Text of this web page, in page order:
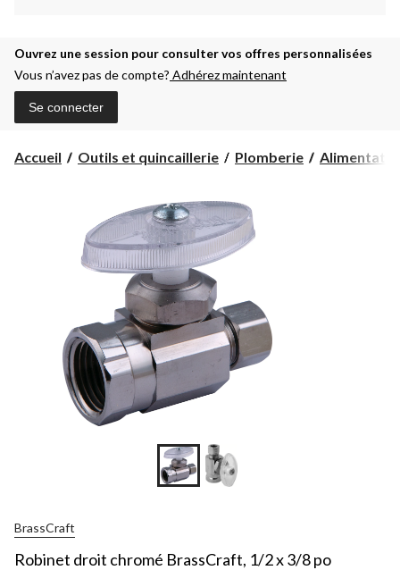
Ouvrez une session pour consulter vos offres personnalisées
Vous n’avez pas de compte? Adhérez maintenant
Se connecter
Accueil Outils et quincaillerie Plomberie
BrassCraft
Robinet droit chromé BrassCraft, 1/2 x 3/8 po